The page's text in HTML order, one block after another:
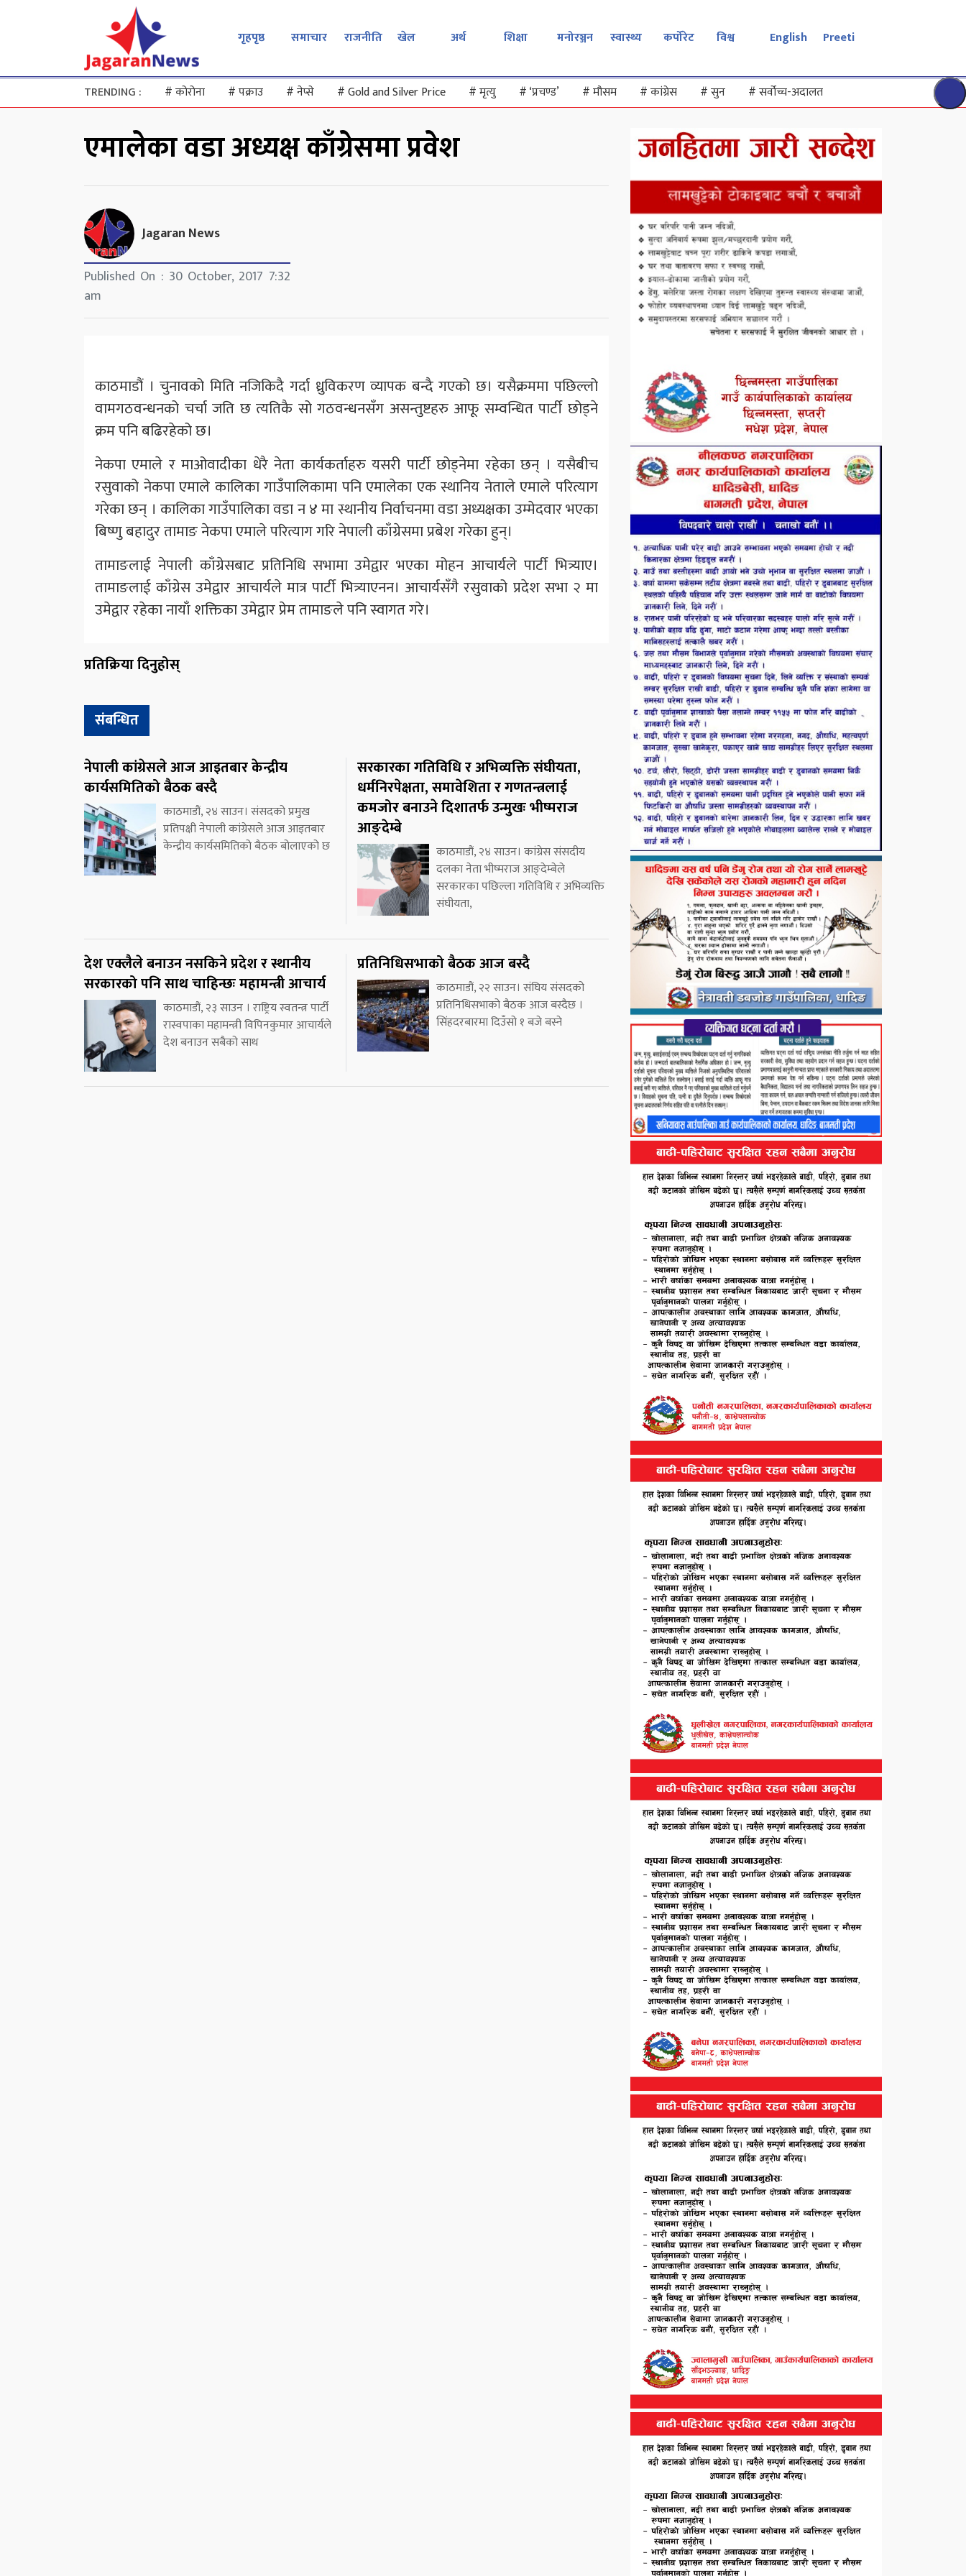
गृहपृष्ठ समाचार राजनीति खेल अर्थ शिक्षा मनोरञ्जन स्वास्थ्य कर्पोरेट विश्व English Preeti
TRENDING : #कोरोना #पक्राउ #नेप्से #Gold and Silver Price #मृत्यु #‘प्रचण्ड’ #मौसम #कांग्रेस #सुन #सर्वोच्च-अदालत
एमालेका वडा अध्यक्ष काँग्रेसमा प्रवेश
Jagaran News
Published On : 30 October, 2017 7:32
am
काठमाडौं । चुनावको मिति नजिकिदै गर्दा ध्रुविकरण व्यापक बन्दै गएको छ। यसैक्रममा पछिल्लो
वामगठवन्धनको चर्चा जति छ त्यतिकै सो गठवन्धनसँग असन्तुष्टहरु आफू सम्वन्धित पार्टी छोड्ने
क्रम पनि बढिरहेको छ।
नेकपा एमाले र माओवादीका धेरै नेता कार्यकर्ताहरु यसरी पार्टी छोड्नेमा रहेका छन् । यसैबीच
रसुवाको नेकपा एमाले कालिका गाउँपालिकामा पनि एमालेका एक स्थानिय नेताले एमाले परित्याग
गरेका छन् । कालिका गाउँपालिका वडा न ४ मा स्थानीय निर्वाचनमा वडा अध्यक्षका उम्मेदवार भएका
बिष्णु बहादुर तामाङ नेकपा एमाले परित्याग गरि नेपाली काँग्रेसमा प्रबेश गरेका हुन्।
तामाङलाई नेपाली काँग्रेसबाट प्रतिनिधि सभामा उमेद्वार भएका मोहन आचार्यले पार्टी भित्र्याए।
तामाङलाई काँग्रेस उमेद्वार आचार्यले मात्र पार्टी भित्र्याएनन। आचार्यसँगै रसुवाको प्रदेश सभा २ मा
उमेद्वार रहेका नायाँ शक्तिका उमेद्वार प्रेम तामाङले पनि स्वागत गरे।
प्रतिक्रिया दिनुहोस्
संबन्धित
नेपाली कांग्रेसले आज आइतबार केन्द्रीय
कार्यसमितिको बैठक बस्दै
काठमाडौं, २४ साउन। संसदको प्रमुख
प्रतिपक्षी नेपाली कांग्रेसले आज आइतबार
केन्द्रीय कार्यसमितिको बैठक बोलाएको छ
सरकारका गतिविधि र अभिव्यक्ति संघीयता,
धर्मनिरपेक्षता, समावेशिता र गणतन्त्रलाई
कमजोर बनाउने दिशातर्फ उन्मुखः भीष्मराज
आङ्देम्बे
काठमाडौं, २४ साउन। कांग्रेस संसदीय
दलका नेता भीष्मराज आङ्देम्बेले
सरकारका पछिल्ला गतिविधि र अभिव्यक्ति
संघीयता,
देश एक्लैले बनाउन नसकिने प्रदेश र स्थानीय
सरकारको पनि साथ चाहिन्छः महामन्त्री आचार्य
काठमाडौं, २३ साउन । राष्ट्रिय स्वतन्त्र पार्टी
रास्वपाका महामन्त्री विपिनकुमार आचार्यले
देश बनाउन सबैको साथ
प्रतिनिधिसभाको बैठक आज बस्दै
काठमाडौं, २२ साउन। संघिय संसदको
प्रतिनिधिसभाको बैठक आज बस्दैछ ।
सिंहदरबारमा दिउँसो १ बजे बस्ने